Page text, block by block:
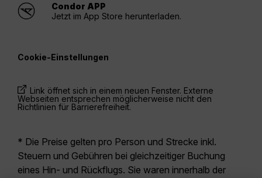
Condor APP
Jetzt im App Store herunterladen.
Cookie-Einstellungen
Link öffnet sich in einem neuen Fenster. Externe
Webseiten entsprechen möglicherweise nicht den
Richtlinien für Barrierefreiheit.
* Die Preise gelten pro Person und Strecke inkl.
Steuern und Gebühren bei gleichzeitiger Buchung
eines Hin- und Rückflugs. Sie waren innerhalb der